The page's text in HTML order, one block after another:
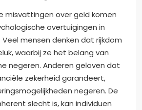
misvattingen over geld komen
overtuigingen in
mensen denken dat rijkdom
waarbij ze het belang van
negeren. Anderen geloven dat
zekerheid garandeert,
negeren. De
slecht is, kan individuen